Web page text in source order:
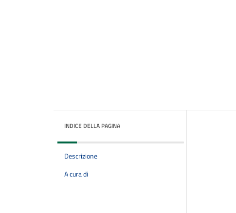
INDICE DELLA PAGINA
Descrizione
A cura di